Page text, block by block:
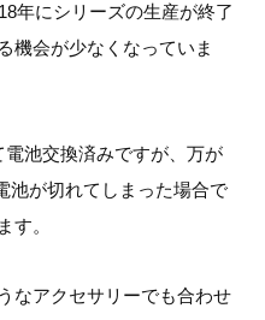
年にシリーズの生産が終了
機会が少なくなっていま
池交換済みですが、万が
池が切れてしまった場合で
す。
なアクセサリーでも合わせ